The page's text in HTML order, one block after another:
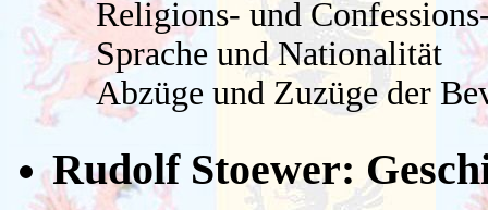
Religions- und
Sprache und Nationalität
Abzüge und Zuzüge der
Rudolf Stoewer: